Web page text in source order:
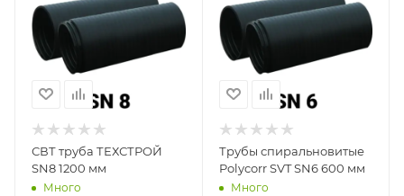
СВТ труба ТЕХСТРОЙ
SN8 1200 мм
Много
Трубы спиральновитые
Polycorr SVT SN6 600 мм
Много